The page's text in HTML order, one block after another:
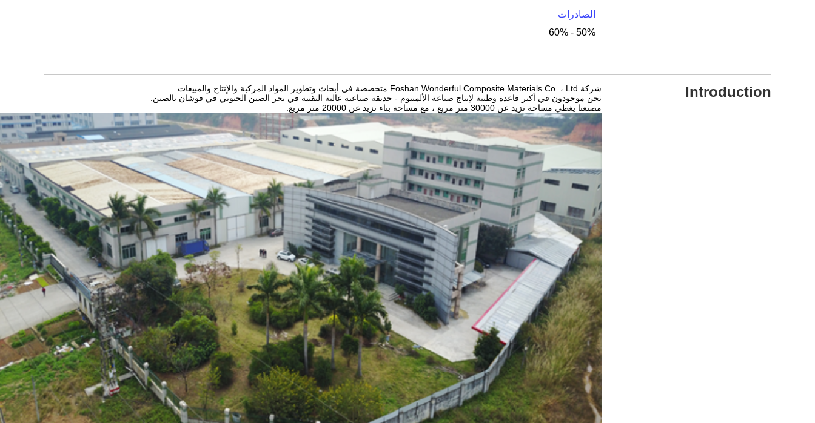
الصادرات
50% - 60%
Introduction
شركة Foshan Wonderful Composite Materials Co. ، Ltd متخصصة في أبحاث وتطوير المواد المركبة والإنتاج والمبيعات.
نحن موجودون في أكبر قاعدة وطنية لإنتاج صناعة الألمنيوم - حديقة صناعية عالية التقنية في بحر الصين الجنوبي في فوشان بالصين.
مصنعنا يغطي مساحة تزيد عن 30000 متر مربع ، مع مساحة بناء تزيد عن 20000 متر مربع.